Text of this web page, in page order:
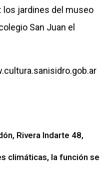
los jardines del museo
San Juan el
Rivera Indarte 48,
climáticas, la función se